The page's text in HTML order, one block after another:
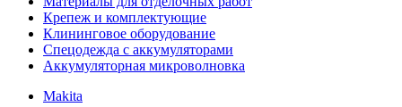
Крепеж и комплектующие
Клининговое оборудование
Спецодежда с аккумуляторами
Аккумуляторная микроволновка
Makita